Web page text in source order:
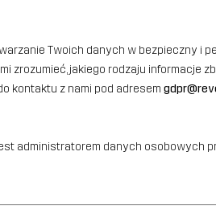
Twoich danych w bezpieczny i
jakiego rodzaju informacje
kontaktu z nami pod adresem
administratorem danych osobowych